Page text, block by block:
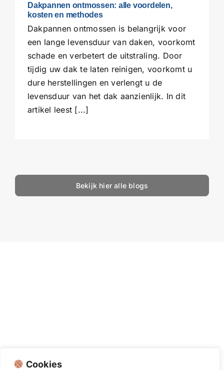
Cookies
Dakpannen ontmossen: alle voordelen,
kosten en methodes
Dakpannen ontmossen is belangrijk voor
een lange levensduur van daken, voorkomt
schade en verbetert de uitstraling. Door
tijdig uw dak te laten reinigen, voorkomt u
dure herstellingen en verlengt u de
levensduur van het dak aanzienlijk. In dit
artikel leest [...]
Bekijk hier alle blogs